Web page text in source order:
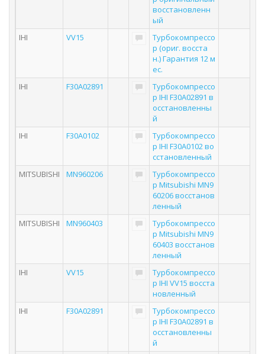
восстановленн
ый
IHI
VV15
Турбокомпрессо
р (ориг. восста
н.) Гарантия 12 м
ес.
IHI
F30A02891
Турбокомпрессо
р IHI F30A02891 в
осстановленны
й
IHI
F30A0102
Турбокомпрессо
р IHI F30A0102 во
сстановленный
MITSUBISHI
MN960206
Турбокомпрессо
р Mitsubishi MN9
60206 восстанов
ленный
MITSUBISHI
MN960403
Турбокомпрессо
р Mitsubishi MN9
60403 восстанов
ленный
IHI
VV15
Турбокомпрессо
р IHI VV15 восста
новленный
IHI
F30A02891
Турбокомпрессо
р IHI F30A02891 в
осстановленны
й